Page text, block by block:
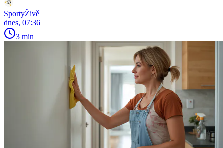
SportyŽivě
dnes, 07:36
3 min